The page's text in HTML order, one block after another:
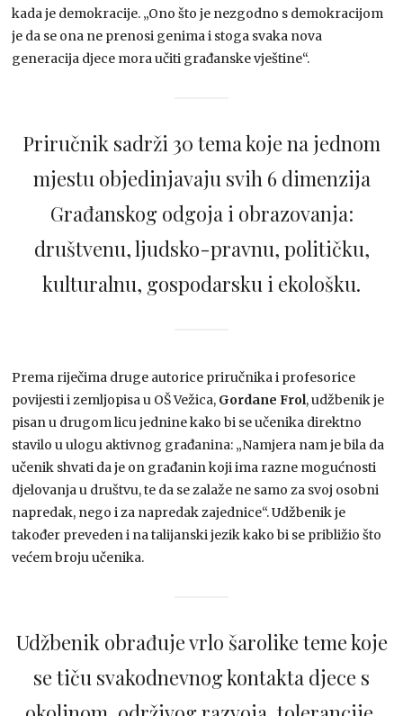
kada je demokracije. „Ono što je nezgodno s demokracijom
je da se ona ne prenosi genima i stoga svaka nova
generacija djece mora učiti građanske vještine“.
Priručnik sadrži 30 tema koje na jednom
mjestu objedinjavaju svih 6 dimenzija
Građanskog odgoja i obrazovanja:
društvenu, ljudsko-pravnu, političku,
kulturalnu, gospodarsku i ekološku.
Prema riječima druge autorice priručnika i profesorice
povijesti i zemljopisa u OŠ Vežica, Gordane Frol, udžbenik je
pisan u drugom licu jednine kako bi se učenika direktno
stavilo u ulogu aktivnog građanina: „Namjera nam je bila da
učenik shvati da je on građanin koji ima razne mogućnosti
djelovanja u društvu, te da se zalaže ne samo za svoj osobni
napredak, nego i za napredak zajednice“. Udžbenik je
također preveden i na talijanski jezik kako bi se približio što
većem broju učenika.
Udžbenik obrađuje vrlo šarolike teme koje
se tiču svakodnevnog kontakta djece s